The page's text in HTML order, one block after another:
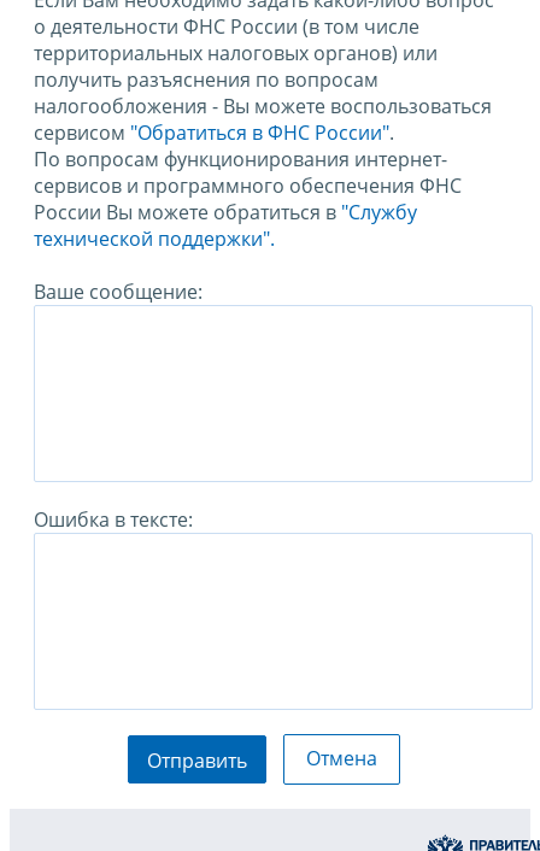
о деятельности ФНС России (в том числе
территориальных налоговых органов) или
получить разъяснения по вопросам
налогообложения - Вы можете воспользоваться
сервисом "Обратиться в ФНС России".
По вопросам функционирования интернет-
сервисов и программного обеспечения ФНС
России Вы можете обратиться в "Службу
технической поддержки".
Ваше сообщение:
Ошибка в тексте:
Отправить Отмена